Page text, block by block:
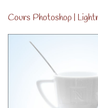
Cours Photoshop |